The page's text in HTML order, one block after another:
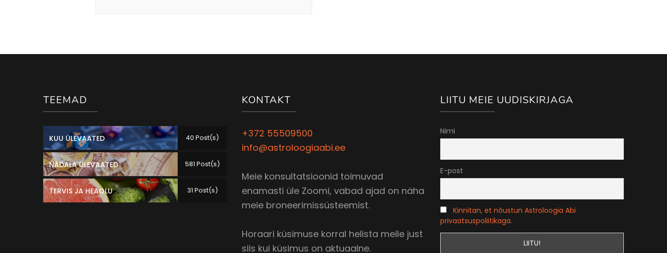
TEEMAD
KUU ÜLEVAATED 40 Post(s)
NÄDALA ÜLEVAATED 581 Post(s)
TERVIS JA HEAOLU 31 Post(s)
KONTAKT
+372 55509500
info@astroloogiaabi.ee
Meie konsultatsioonid toimuvad
enamasti üle Zoomi, vabad ajad on näha
meie broneerimissüsteemist.
Horaari küsimuse korral helista meile just
siis kui küsimus on aktuaalne.
LIITU MEIE UUDISKIRJAGA
Nimi
E-post
Kinnitan, et nõustun Astroloogia Abi
privaatsuspoliitikaga.